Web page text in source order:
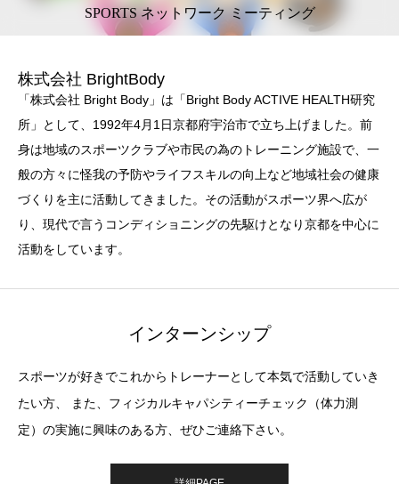
SPORTS ネットワーク ミーティング
株式会社 BrightBody
「株式会社 Bright Body」は「Bright Body ACTIVE HEALTH研究
所」として、1992年4月1日京都府宇治市で立ち上げました。前
身は地域のスポーツクラブや市民の為のトレーニング施設で、一
般の方々に怪我の予防やライフスキルの向上など地域社会の健康
づくりを主に活動してきました。その活動がスポーツ界へ広が
り、現代で言うコンディショニングの先駆けとなり京都を中心に
活動をしています。
インターンシップ
スポーツが好きでこれからトレーナーとして本気で活動していき
たい方、 また、フィジカルキャパシティーチェック（体力測
定）の実施に興味のある方、ぜひご連絡下さい。